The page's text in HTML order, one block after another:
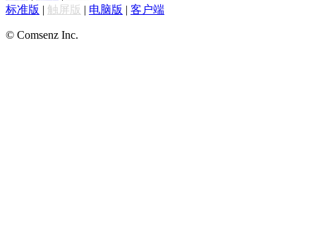
标准版 | 触屏版 | 电脑版 | 客户端
© Comsenz Inc.